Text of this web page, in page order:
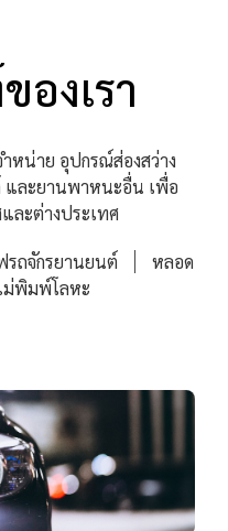
งเรา
หน่าย อุปกรณ์ส่องสว่าง
และยานพาหนะอื่น เพื่อ
ละต่างประเทศ
รถจักรยานยนต์
หลอด
พิมพ์โลหะ